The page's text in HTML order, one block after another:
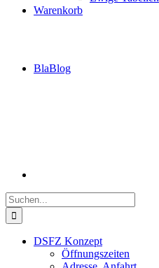
Warenkorb
BlaBlog
Suche
nach:
DSFZ Konzept
Öffnungszeiten